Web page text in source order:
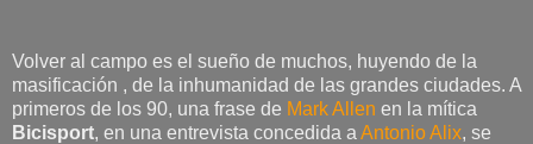
Volver al campo es el sueño de muchos, huyendo de la
masificación , de la inhumanidad de las grandes ciudades. A
primeros de los 90, una frase de Mark Allen en la mítica
Bicisport, en una entrevista concedida a Antonio Alix, se